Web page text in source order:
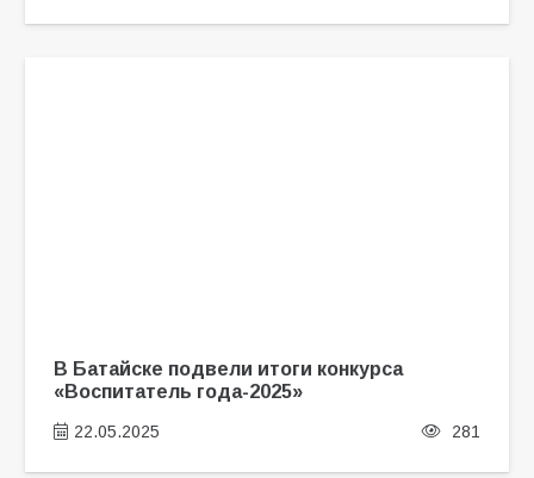
В Батайске подвели итоги конкурса
«Воспитатель года-2025»
22.05.2025 281